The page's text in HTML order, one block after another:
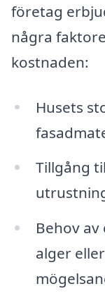
företag
några
kostnaden:
Husets
Tillgång
Behov
alger eller